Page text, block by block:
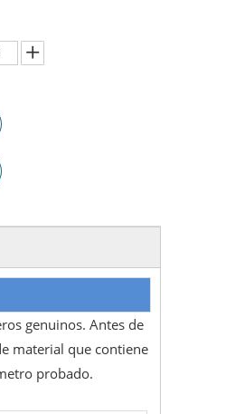
genuinos. Antes de
material que contiene
probado.